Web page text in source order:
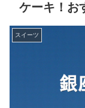
ケーキ！お
スイーツ